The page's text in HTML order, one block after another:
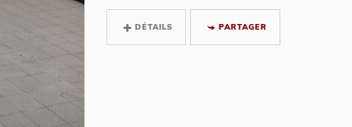
DÉTAILS PARTAGER